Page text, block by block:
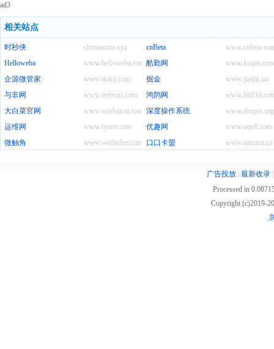
ad3
相关站点
shimiaoxia.xyz
时秒侠
cnBeta
www.helloweba.com
Helloweba www.kuqin.com
酷勤网
www.itokit.com
企源微管家 www.juejin.im
掘金
www.eefocus.com
与非网
鸿鹄网
www.winbaicai.com
大白菜官网 www.deepin.org
深度操作系统
www.iyunv.com
运维网 www.uqu8.com
优趣网
www.weifeeler.com
微触角 www.nncoco.cn
口口卡盟
广告投放 最新收录
Processed in
Copyright (c)2019-